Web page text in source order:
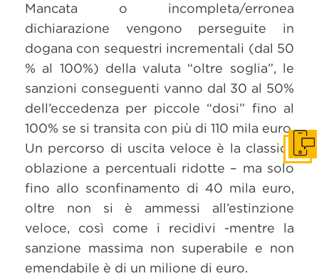
Mancata o incompleta/erronea
dichiarazione vengono perseguite in
dogana con sequestri incrementali (dal 50
% al 100%) della valuta “oltre soglia”, le
sanzioni conseguenti vanno dal 30 al 50%
dell’eccedenza per piccole “dosi” fino al
100% se si transita con più di 110 mila euro.
Un percorso di uscita veloce è la classica
oblazione a percentuali ridotte – ma solo
fino allo sconfinamento di 40 mila euro,
oltre non si è ammessi all’estinzione
veloce, così come i recidivi -mentre la
sanzione massima non superabile e non
emendabile è di un milione di euro.
Get